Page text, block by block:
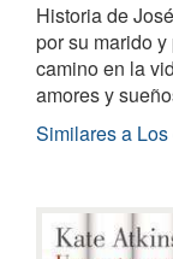
Historia de
por su marido
camino en la
amores y
Similares a